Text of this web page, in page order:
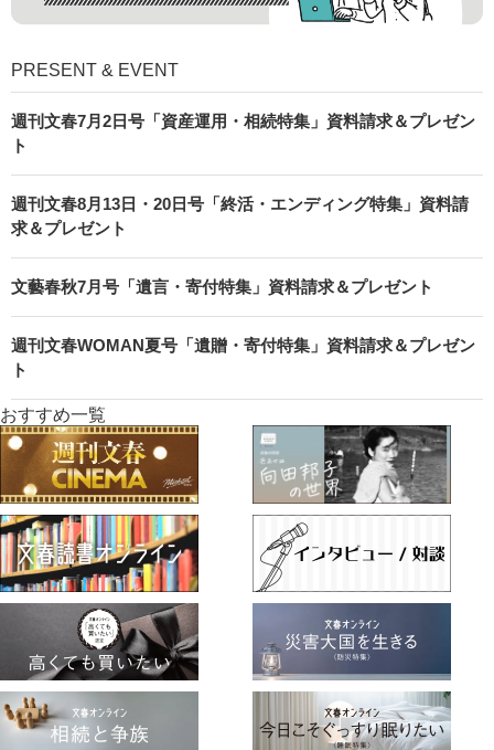
PRESENT & EVENT
週刊文春7月2日号「資産運用・相続特集」資料請求＆プレゼン
ト
週刊文春8月13日・20日号「終活・エンディング特集」資料請
求＆プレゼント
文藝春秋7月号「遺言・寄付特集」資料請求＆プレゼント
週刊文春WOMAN夏号「遺贈・寄付特集」資料請求＆プレゼン
ト
おすすめ一覧